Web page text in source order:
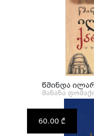
წმინდა
მანანა
60.00 ₾